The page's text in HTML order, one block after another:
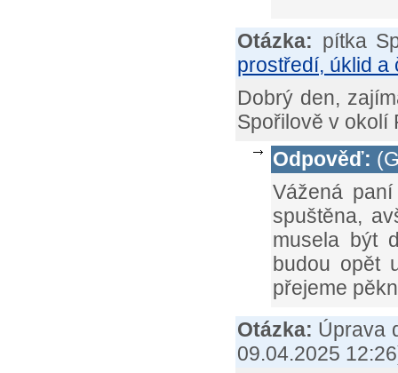
Otázka: pítka
prostředí, úklid a
Dobrý den,
Spořilově v okolí
Odpověď:
Vážená
spuštěna,
musela být
budou opět
přejeme
Otázka: Úprava
09.04.2025 12:26